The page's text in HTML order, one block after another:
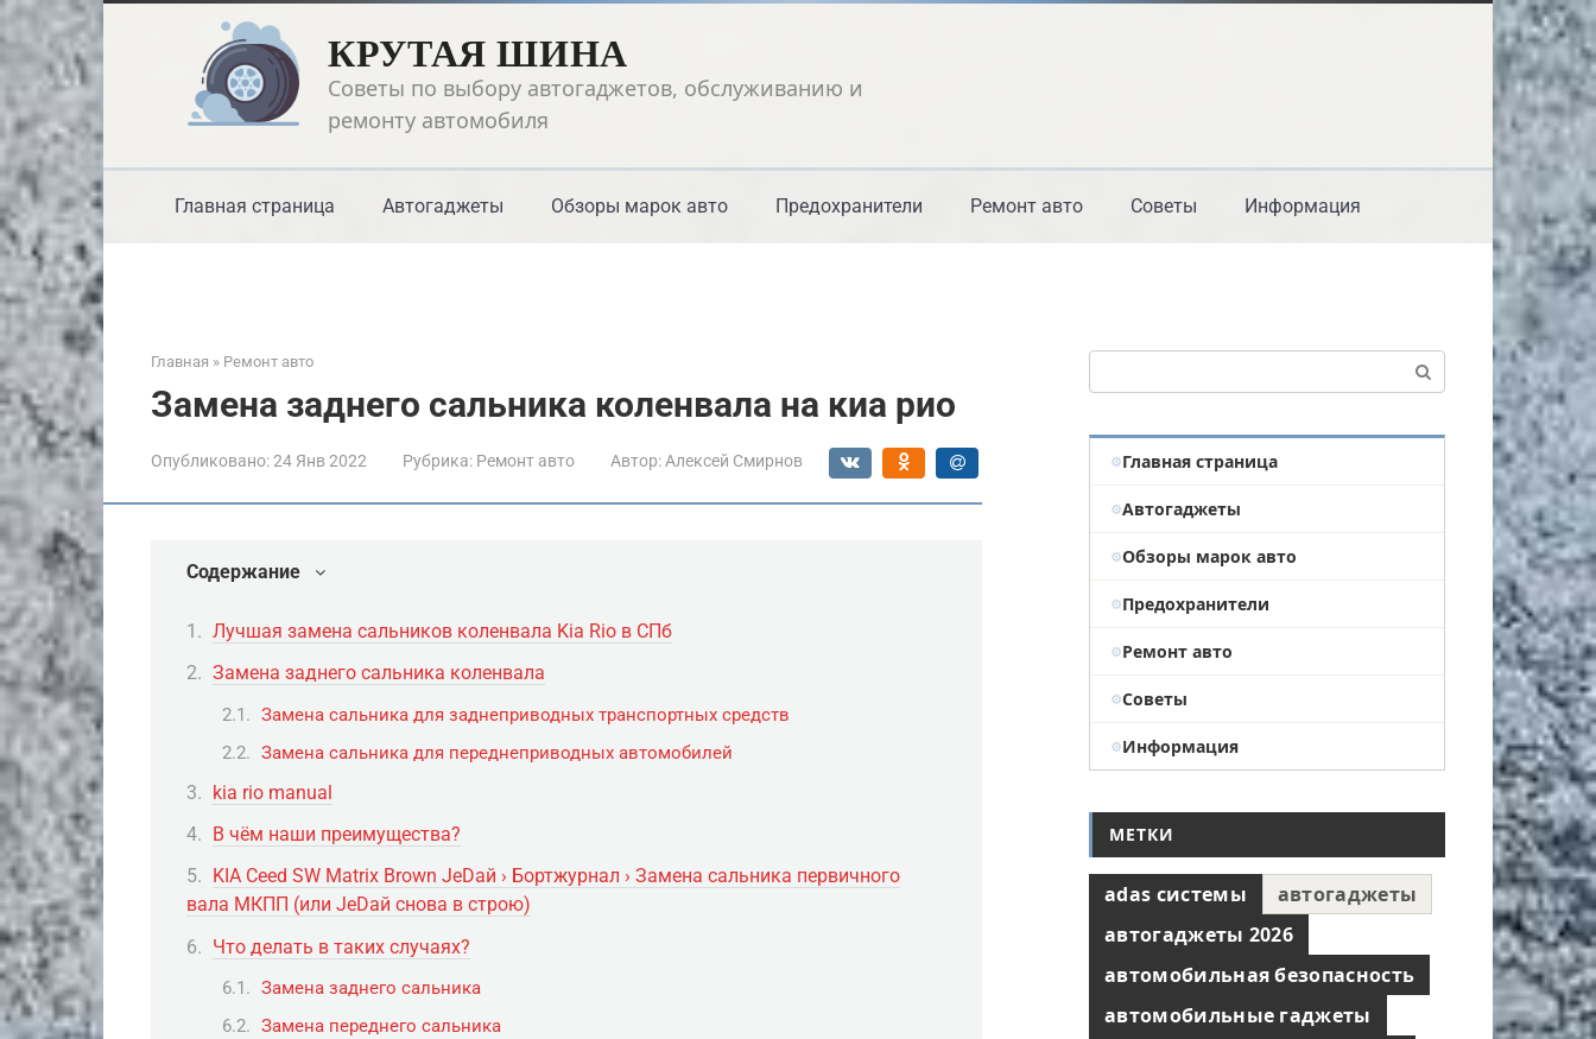
Перейти
к
контенту
КРУТАЯ ШИНА
Советы по выбору автогаджетов, обслуживанию и
ремонту автомобиля
Главная страница Автогаджеты Обзоры марок авто Предохранители Ремонт авто Советы Информация
Главная » Ремонт авто
Замена заднего сальника коленвала на киа рио
Опубликовано:24 Янв 2022 Рубрика: Ремонт авто Автор: Алексей Смирнов
Содержание
Лучшая замена сальников коленвала Kia Rio в СПб
Замена заднего сальника коленвала
Замена сальника для заднеприводных транспортных средств
Замена сальника для переднеприводных автомобилей
kia rio manual
В чём наши преимущества?
KIA Ceed SW Matrix Brown JеDай › Бортжурнал › Замена сальника первичного
вала МКПП (или JeDaй снова в строю)
Что делать в таких случаях?
Замена заднего сальника
Замена переднего сальника
Главная страница
Автогаджеты
Обзоры марок авто
Предохранители
Ремонт авто
Советы
Информация
МЕТКИ
adas системы
автогаджеты
автогаджеты 2026
автомобильная безопасность
автомобильные гаджеты